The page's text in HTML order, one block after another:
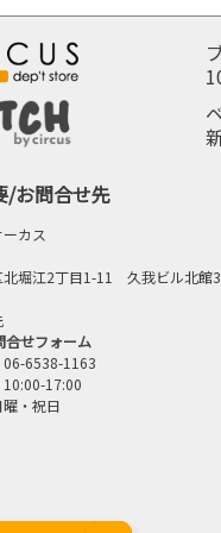
/お問合せ先
カス
北堀江2丁目1-11 久我ビル北館
合せフォーム
06-6538-1163
10:00-17:00
・祝日